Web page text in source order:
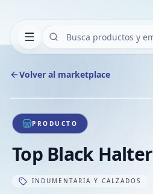
Volver al marketplace
1/1
PRODUCTO
Top Black Halter
INDUMENTARIA Y CALZADOS